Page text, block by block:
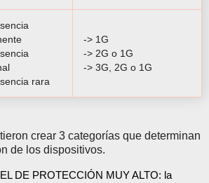
rara
-> 1G
-> 2G o 1G
-> 3G, 2G o 1G
crear 3 categorías que determinan
de los dispositivos.
DE PROTECCIÓN MUY ALTO: la